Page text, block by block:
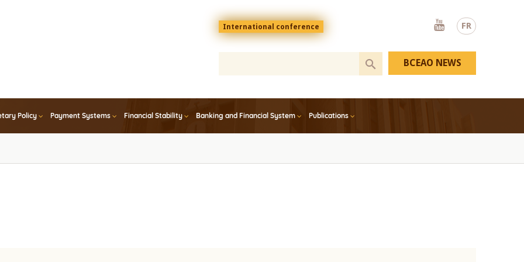
FR
Menu
top
En
International conference
Youtube
Policy Payment Systems Financial Stability Banking and Financial System Publications
BCEAO NEWS